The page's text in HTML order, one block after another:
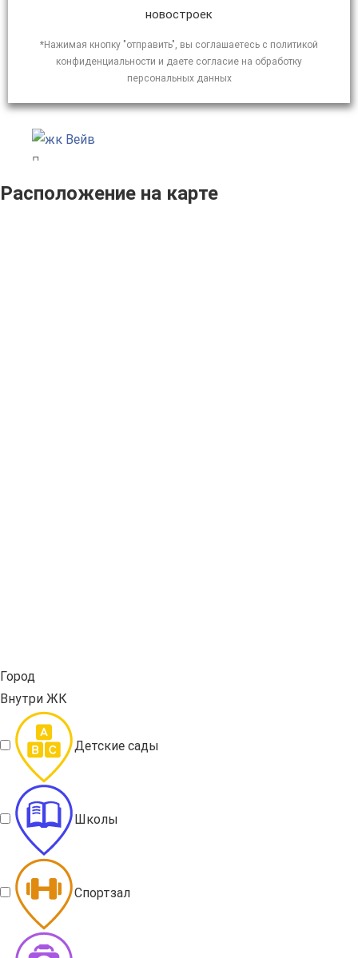
новостроек
*Нажимая кнопку "отправить", вы соглашаетесь с политикой
конфиденциальности и даете согласие на обработку
персональных данных
Расположение на карте
Город
Внутри ЖК
Детские сады
Школы
Спортзал